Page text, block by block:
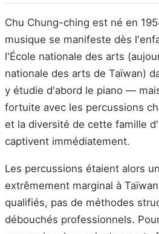
Chu Chung-ching est né en
musique se manifeste dès
l'École nationale des arts
nationale des arts de Taïwan)
y étudie d'abord le piano —
fortuite avec les percussions
et la diversité de cette famille
captivent immédiatement.
Les percussions étaient alors
extrêmement marginal à
qualifiés, pas de méthodes
débouchés professionnels.